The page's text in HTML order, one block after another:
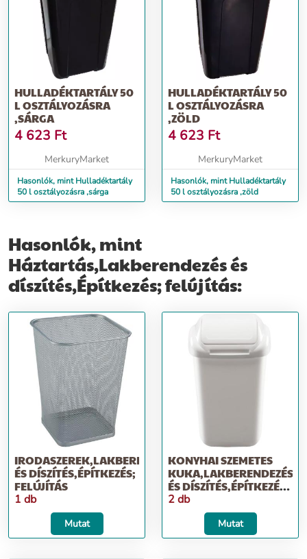
HULLADÉKTARTÁLY 50
L OSZTÁLYOZÁSRA
,SÁRGA
4 623 Ft
MerkuryMarket
Hasonlók, mint Hulladéktartály
50 l osztályozásra ,sárga
HULLADÉKTARTÁLY 50
L OSZTÁLYOZÁSRA
,ZÖLD
4 623 Ft
MerkuryMarket
Hasonlók, mint Hulladéktartály
50 l osztályozásra ,zöld
Hasonlók, mint
Háztartás,Lakberendezés és
díszítés,Építkezés; felújítás:
IRODASZEREK,LAKBERENDEZÉS
ÉS DÍSZÍTÉS,ÉPÍTKEZÉS;
FELÚJÍTÁS
1 db
Mutat
KONYHAI SZEMETES
KUKA,LAKBERENDEZÉS
ÉS DÍSZÍTÉS,ÉPÍTKEZÉS;
FELÚJÍTÁS
2 db
Mutat